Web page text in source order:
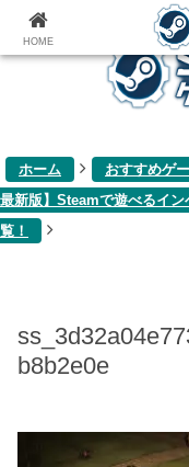
ホーム おすすめゲ
最新版】Steamで遊べるイ
覧！
b8b2e0e
HOME